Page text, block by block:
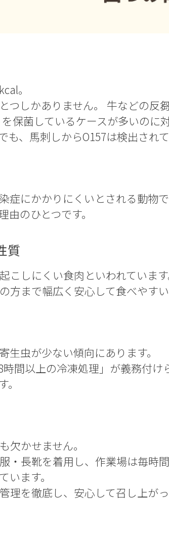
。
つしかありません。 牛などの反
保菌しているケースが多いのに
も、馬刺しからO157は検出され
にかかりにくいとされる動物で
のひとつです。
質
しにくい食肉といわれています
方まで幅広く安心して食べやすい
虫が少ない傾向にあります。
間以上の冷凍処理」が義務付け
欠かせません。
・長靴を着用し、作業場は毎時
ます。
理を徹底し、安心して召し上が